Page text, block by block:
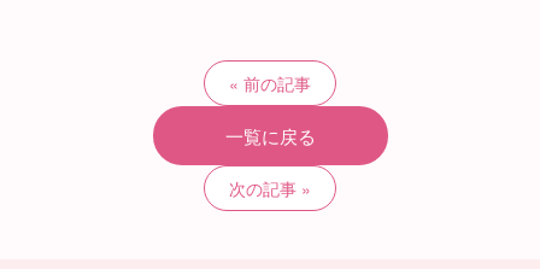
前の記事
一覧に戻る
次の記事